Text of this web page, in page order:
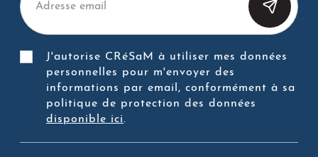
J'autorise CRéSaM à utiliser mes données
personnelles pour m'envoyer des
informations par email, conformément à sa
politique de protection des données
disponible ici.